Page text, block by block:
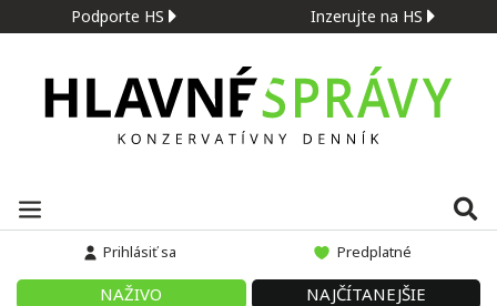
Podporte HS Inzerujte na HS
Prihlásiť sa Predplatné
NAŽIVO
NAJČÍTANEJŠIE